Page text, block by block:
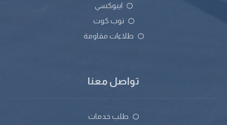
ايبوكسي
توب كوت
طلاءات مقاومة
تواصل معنا
طلب خدمات